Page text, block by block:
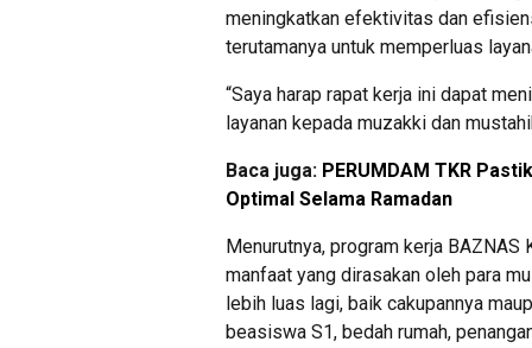
meningkatkan efektivitas dan
terutamanya untuk memperluas
“Saya harap rapat kerja ini dapat
layanan kepada muzakki dan
Baca juga: PERUMDAM TKR
Optimal Selama Ramadan
Menurutnya, program kerja BAZNAS
manfaat yang dirasakan oleh para
lebih luas lagi, baik cakupannya
beasiswa S1, bedah rumah,